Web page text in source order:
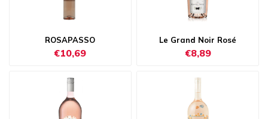
ROSAPASSO
€10,69
Le Grand Noir Rosé
€8,89